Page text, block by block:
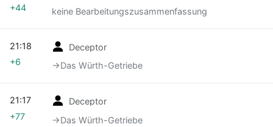
keine Bearbeitungszusammenfassung
+44
Deceptor
→‎Das Würth-Getriebe
21:18
+6
Deceptor
→‎Das Würth-Getriebe
21:17
+77